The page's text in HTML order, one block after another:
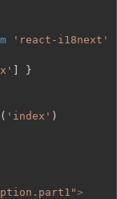
'react-i18next'
}
( 'index' )
">